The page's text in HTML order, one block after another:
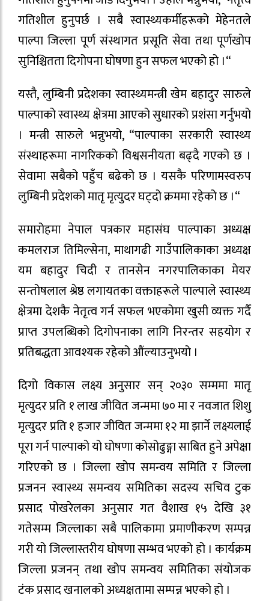
गतिशील हुनुपर्छ । सबै स्वास्थ्यकर्मीहरूको मेहेनतले
पाल्पा जिल्ला पूर्ण संस्थागत प्रसूति सेवा तथा पूर्णखोप
सुनिश्चितता दिगोपना घोषणा हुन सफल भएको हो ।“
यस्तै, लुम्बिनी प्रदेशका स्वास्थ्यमन्त्री खेम बहादुर सारुले
पाल्पाको स्वास्थ्य क्षेत्रमा आएको सुधारको प्रशंसा गर्नुभयो
। मन्त्री सारुले भन्नुभयो, “पाल्पाका सरकारी स्वास्थ्य
संस्थाहरूमा नागरिकको विश्वसनीयता बढ्दै गएको छ ।
सेवामा सबैको पहुँच बढेको छ । यसकै परिणामस्वरुप
लुम्बिनी प्रदेशको मातृ मृत्युदर घट्दो क्रममा रहेको छ ।“
समारोहमा नेपाल पत्रकार महासंघ पाल्पाका अध्यक्ष
कमलराज तिमिल्सेना, माथागढी गाउँपालिकाका अध्यक्ष
यम बहादुर चिदी र तानसेन नगरपालिकाका मेयर
सन्तोषलाल श्रेष्ठ लगायतका वक्ताहरूले पाल्पाले स्वास्थ्य
क्षेत्रमा देशकै नेतृत्व गर्न सफल भएकोमा खुसी व्यक्त गर्दै
प्राप्त उपलब्धिको दिगोपनाका लागि निरन्तर सहयोग र
प्रतिबद्धता आवश्यक रहेको औंल्याउनुभयो ।
दिगो विकास लक्ष्य अनुसार सन् २०३० सम्ममा मातृ
मृत्युदर प्रति १ लाख जीवित जन्ममा ७० मा र नवजात शिशु
मृत्युदर प्रति १ हजार जीवित जन्ममा १२ मा झार्ने लक्ष्यलाई
पूरा गर्न पाल्पाको यो घोषणा कोसोढुङ्गा साबित हुने अपेक्षा
गरिएको छ । जिल्ला खोप समन्वय समिति र जिल्ला
प्रजनन स्वास्थ्य समन्वय समितिका सदस्य सचिव टुक
प्रसाद पोखरेलका अनुसार गत वैशाख १५ देखि ३१
गतेसम्म जिल्लाका सबै पालिकामा प्रमाणीकरण सम्पन्न
गरी यो जिल्लास्तरीय घोषणा सम्भव भएको हो । कार्यक्रम
जिल्ला प्रजनन् तथा खोप समन्वय समितिका संयाेजक
टंक प्रसाद खनालको अध्यक्षतामा सम्पन्न भएको हो ।